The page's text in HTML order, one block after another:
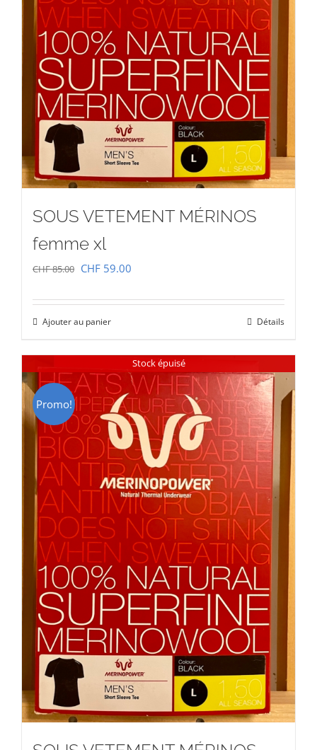
SOUS VETEMENT MÉRINOS
femme xl
CHF85.00 Le
initial
était :
CHF 85.00.
CHF 59.00
actuel
CHF 59.00.
Ajouter au panier Détails
Stock épuisé
Promo!